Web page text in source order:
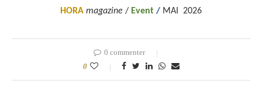
HORA magazine / Event / MAI 2026
0 commenter
0